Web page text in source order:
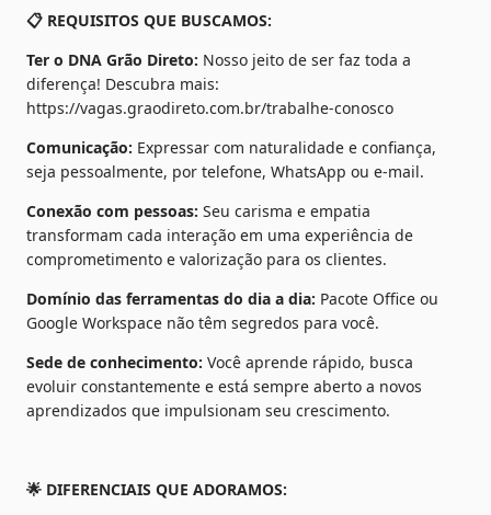
📋 REQUISITOS QUE BUSCAMOS:
Ter o DNA Grão Direto: Nosso jeito de ser faz toda a
https://vagas.graodireto.com.br/trabalhe-conosco
Comunicação: Expressar com naturalidade e confiança,
seja pessoalmente, por telefone, WhatsApp ou e-mail.
Conexão com pessoas: Seu carisma e empatia
transformam cada interação em uma experiência de
comprometimento e valorização para os clientes.
Domínio das ferramentas do dia a dia: Pacote Office ou
Google Workspace não têm segredos para você.
Sede de conhecimento: Você aprende rápido, busca
evoluir constantemente e está sempre aberto a novos
aprendizados que impulsionam seu crescimento.
🌟 DIFERENCIAIS QUE ADORAMOS: